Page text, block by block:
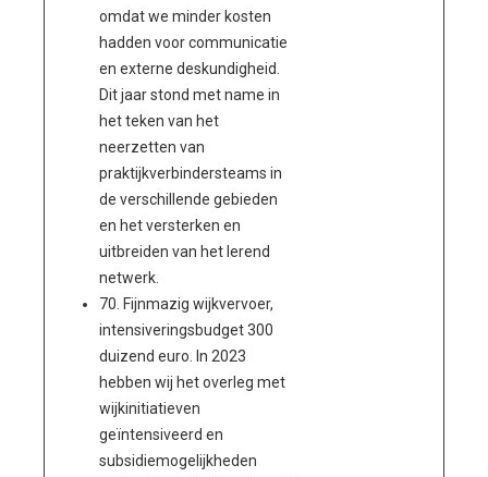
omdat we minder kosten
hadden voor communicatie
en externe deskundigheid.
Dit jaar stond met name in
het teken van het
neerzetten van
praktijkverbindersteams in
de verschillende gebieden
en het versterken en
uitbreiden van het lerend
netwerk.
70. Fijnmazig wijkvervoer,
intensiveringsbudget 300
duizend euro. In 2023
hebben wij het overleg met
wijkinitiatieven
geïntensiveerd en
subsidiemogelijkheden